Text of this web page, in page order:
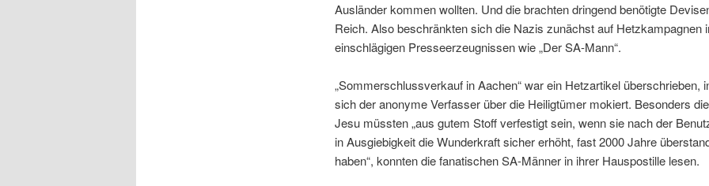
Ausländer kommen wollten. Und die brachten dringend benötigte
Reich. Also beschränkten sich die Nazis zunächst auf Hetzkampagnen
einschlägigen Presseerzeugnissen wie „Der SA-Mann“.
„Sommerschlussverkauf in Aachen“ war ein Hetzartikel überschrieben,
sich der anonyme Verfasser über die Heiligtümer mokiert. Besonders
Jesu müssten „aus gutem Stoff verfestigt sein, wenn sie nach der
in Ausgiebigkeit die Wunderkraft sicher erhöht, fast 2000 Jahre
haben“, konnten die fanatischen SA-Männer in ihrer Hauspostille lesen.